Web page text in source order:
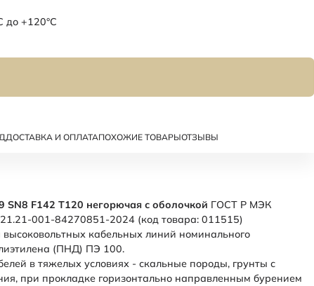
до +120°C
ДОСТАВКА И ОПЛАТАПОХОЖИЕ ТОВАРЫОТЗЫВЫ
SN8 F142 Т120 негорючая с оболочкой ГОСТ Р МЭК
001-84270851-2024 (код товара: 011515)
кабельных линий номинального
(ПНД) ПЭ 100.
в тяжелых условиях - скальные породы, грунты с
при прокладке горизонтально направленным бурением